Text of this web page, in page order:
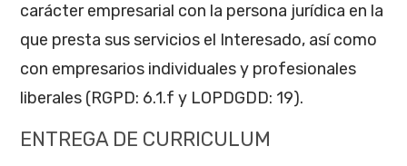
carácter empresarial con la persona jurídica en la
que presta sus servicios el Interesado, así como
con empresarios individuales y profesionales
liberales (RGPD: 6.1.f y LOPDGDD: 19).
ENTREGA DE CURRICULUM